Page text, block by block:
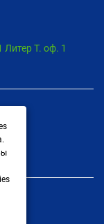
Т. оф. 1